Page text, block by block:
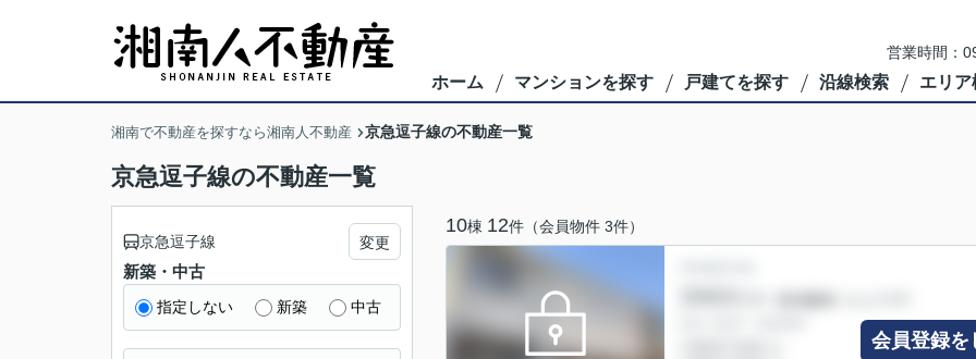
営業時間：
ホーム マンションを探す 戸建てを探す 沿線検索 エリア
湘南で不動産を探すなら湘南人不動産 京急逗子線の不動産一覧
京急逗子線の不動産一覧
10棟 12件（会員物件 3件）
会員登録を
京急逗子線 変更
新築・中古
指定しない 新築 中古